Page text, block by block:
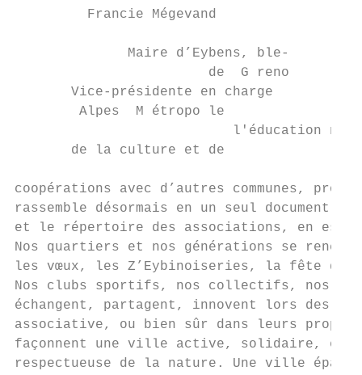
Francie Mégevand
              Maire d’Eybens, ble-
de  G reno
       Vice-présidente en charge
Alpes  M étropo le
l'éducation
       de la culture et de
coopérations avec d’autres communes,
rassemble désormais en un seul document
et le répertoire des associations, en est
Nos quartiers et nos générations se
les vœux, les Z’Eybinoiseries, la fête
Nos clubs sportifs, nos collectifs, nos
échangent, partagent, innovent lors des
associative, ou bien sûr dans leurs propres
façonnent une ville active, solidaire,
respectueuse de la nature. Une ville